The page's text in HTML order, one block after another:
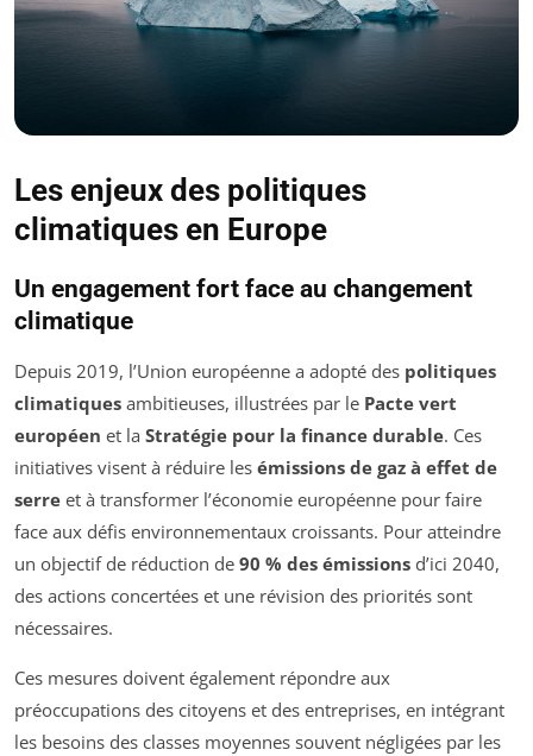
Les enjeux des politiques
climatiques en Europe
Un engagement fort face au changement
climatique
Depuis 2019, l’Union européenne a adopté des politiques
climatiques ambitieuses, illustrées par le Pacte vert
européen et la Stratégie pour la finance durable. Ces
initiatives visent à réduire les émissions de gaz à effet de
serre et à transformer l’économie européenne pour faire
face aux défis environnementaux croissants. Pour atteindre
un objectif de réduction de 90 % des émissions d’ici 2040,
des actions concertées et une révision des priorités sont
nécessaires.
Ces mesures doivent également répondre aux
préoccupations des citoyens et des entreprises, en intégrant
les besoins des classes moyennes souvent négligées par les